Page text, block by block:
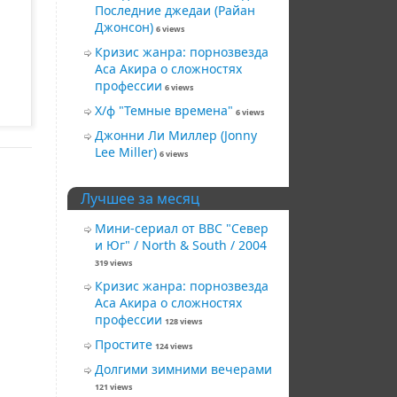
Последние джедаи (Райан
Джонсон) 6 views
Кризис жанра: порнозвезда
Аса Акира о сложностях
профессии 6 views
Х/ф "Темные времена" 6 views
Джонни Ли Миллер (Jonny
Lee Miller) 6 views
Лучшее за месяц
Мини-сериал от BBC "Север
и Юг" / North & South / 2004
319 views
Кризис жанра: порнозвезда
Аса Акира о сложностях
профессии 128 views
Простите 124 views
Долгими зимними вечерами
121 views